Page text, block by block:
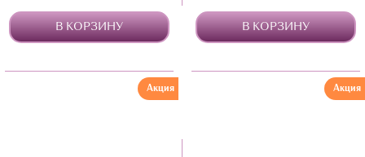
В КОРЗИНУ В КОРЗИНУ
Акция Акция